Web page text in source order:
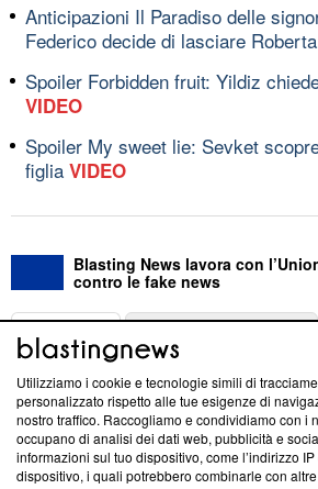
Anticipazioni Il Paradiso delle
Federico decide di lasciare Roberta
Spoiler Forbidden fruit: Yildiz
VIDEO
Spoiler My sweet lie: Sevket
figlia VIDEO
Blasting News lavora con
contro le fake news
ABOUT
Questa sezione offre informazioni
News, sui nostri processi editoriali e su
creare news di qualità. Inoltre, afferma la
‘Trust Project - News with Integrity’
Utilizziamo i cookie e tecnologie simili di
personalizzato rispetto alle tue esigenze di
nostro traffico. Raccogliamo e condividiamo con i
occupano di analisi dei dati web, pubblicità e
informazioni sul tuo dispositivo, come l’indirizzo
dispositivo, i quali potrebbero combinarle con